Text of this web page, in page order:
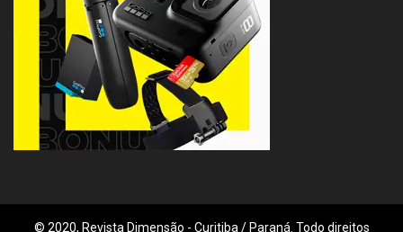
© 2020, Revista Dimensão - Curitiba / Paraná. Todo direitos